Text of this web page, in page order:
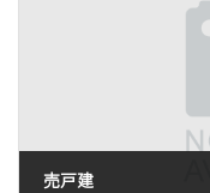
売戸建